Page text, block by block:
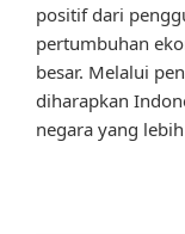
positif dari
pertumbuhan
besar. Melalui
diharapkan
negara yang